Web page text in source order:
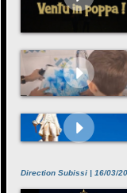
Direction Subissi | 16/03/